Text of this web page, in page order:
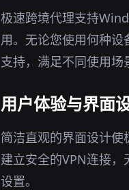
极速跨境代理支持
用。无论您使用何种
支持，满足不同使用场
用户体验与界面
简洁直观的界面设计
建立安全的VPN连接
设置。